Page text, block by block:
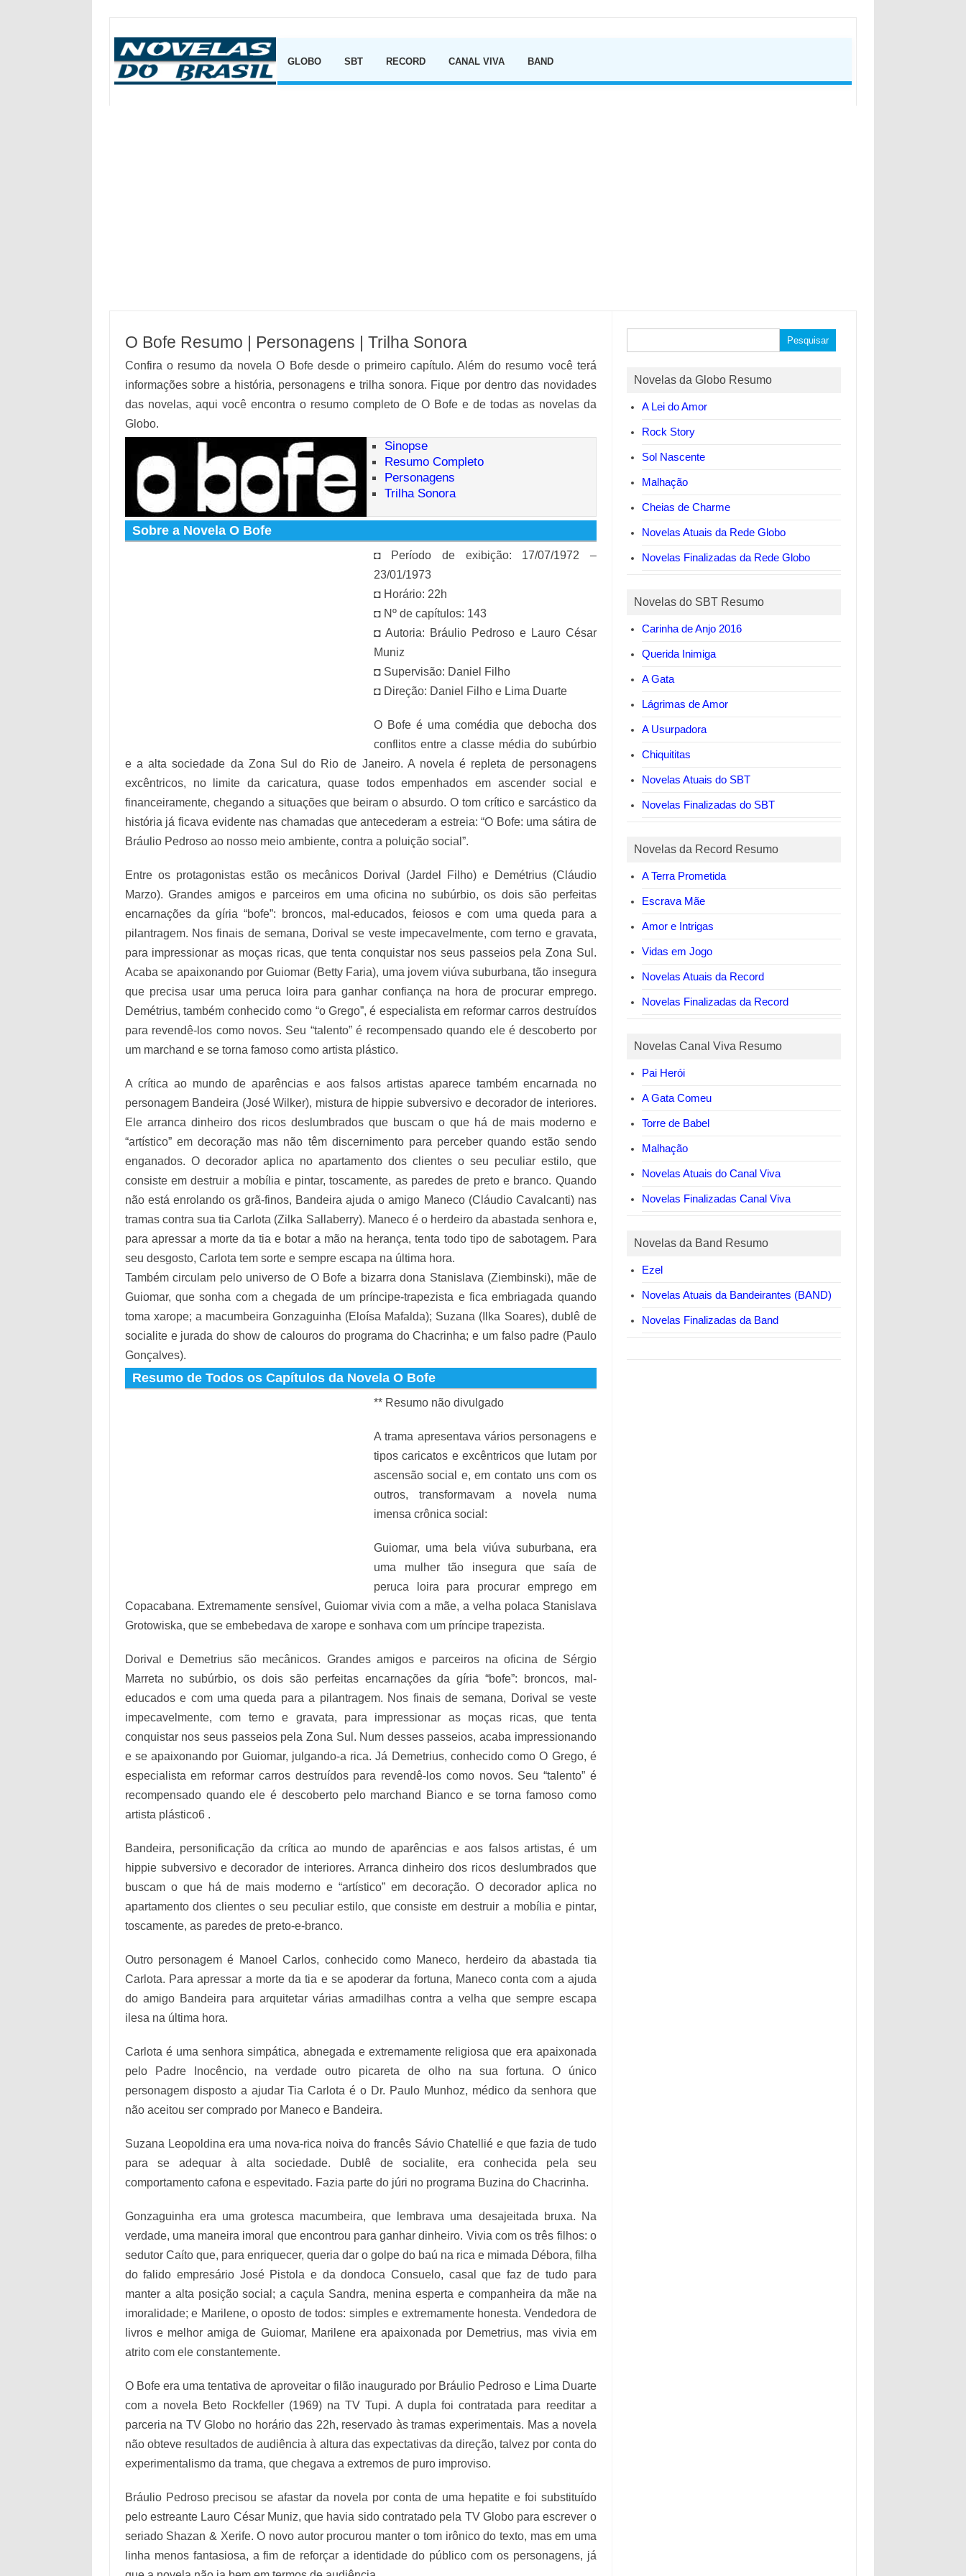
GLOBO
SBT RECORD CANAL VIVA BAND
O Bofe Resumo | Personagens | Trilha Sonora
Confira o resumo da novela O Bofe desde o primeiro capítulo. Além do resumo você terá
informações sobre a história, personagens e trilha sonora. Fique por dentro das novidades
das novelas, aqui você encontra o resumo completo de O Bofe e de todas as novelas da
Globo.
Sinopse
Resumo Completo
Personagens
Trilha Sonora
Sobre a Novela O Bofe
◘ Período de exibição: 17/07/1972 –
23/01/1973
◘ Horário: 22h
◘ Nº de capítulos: 143
◘ Autoria: Bráulio Pedroso e Lauro César
Muniz
◘ Supervisão: Daniel Filho
◘ Direção: Daniel Filho e Lima Duarte
O Bofe é uma comédia que debocha dos
conflitos entre a classe média do subúrbio
e a alta sociedade da Zona Sul do Rio de Janeiro. A novela é repleta de personagens
excêntricos, no limite da caricatura, quase todos empenhados em ascender social e
financeiramente, chegando a situações que beiram o absurdo. O tom crítico e sarcástico da
história já ficava evidente nas chamadas que antecederam a estreia: “O Bofe: uma sátira de
Bráulio Pedroso ao nosso meio ambiente, contra a poluição social”.
Entre os protagonistas estão os mecânicos Dorival (Jardel Filho) e Demétrius (Cláudio
Marzo). Grandes amigos e parceiros em uma oficina no subúrbio, os dois são perfeitas
encarnações da gíria “bofe”: broncos, mal-educados, feiosos e com uma queda para a
pilantragem. Nos finais de semana, Dorival se veste impecavelmente, com terno e gravata,
para impressionar as moças ricas, que tenta conquistar nos seus passeios pela Zona Sul.
Acaba se apaixonando por Guiomar (Betty Faria), uma jovem viúva suburbana, tão insegura
que precisa usar uma peruca loira para ganhar confiança na hora de procurar emprego.
Demétrius, também conhecido como “o Grego”, é especialista em reformar carros destruídos
para revendê-los como novos. Seu “talento” é recompensado quando ele é descoberto por
um marchand e se torna famoso como artista plástico.
A crítica ao mundo de aparências e aos falsos artistas aparece também encarnada no
personagem Bandeira (José Wilker), mistura de hippie subversivo e decorador de interiores.
Ele arranca dinheiro dos ricos deslumbrados que buscam o que há de mais moderno e
“artístico” em decoração mas não têm discernimento para perceber quando estão sendo
enganados. O decorador aplica no apartamento dos clientes o seu peculiar estilo, que
consiste em destruir a mobília e pintar, toscamente, as paredes de preto e branco. Quando
não está enrolando os grã-finos, Bandeira ajuda o amigo Maneco (Cláudio Cavalcanti) nas
tramas contra sua tia Carlota (Zilka Sallaberry). Maneco é o herdeiro da abastada senhora e,
para apressar a morte da tia e botar a mão na herança, tenta todo tipo de sabotagem. Para
seu desgosto, Carlota tem sorte e sempre escapa na última hora.
Também circulam pelo universo de O Bofe a bizarra dona Stanislava (Ziembinski), mãe de
Guiomar, que sonha com a chegada de um príncipe-trapezista e fica embriagada quando
toma xarope; a macumbeira Gonzaguinha (Eloísa Mafalda); Suzana (Ilka Soares), dublê de
socialite e jurada do show de calouros do programa do Chacrinha; e um falso padre (Paulo
Gonçalves).
Resumo de Todos os Capítulos da Novela O Bofe
** Resumo não divulgado
A trama apresentava vários personagens e
tipos caricatos e excêntricos que lutam por
ascensão social e, em contato uns com os
outros, transformavam a novela numa
imensa crônica social:
Guiomar, uma bela viúva suburbana, era
uma mulher tão insegura que saía de
peruca loira para procurar emprego em
Copacabana. Extremamente sensível, Guiomar vivia com a mãe, a velha polaca Stanislava
Grotowiska, que se embebedava de xarope e sonhava com um príncipe trapezista.
Dorival e Demetrius são mecânicos. Grandes amigos e parceiros na oficina de Sérgio
Marreta no subúrbio, os dois são perfeitas encarnações da gíria “bofe”: broncos, mal-
educados e com uma queda para a pilantragem. Nos finais de semana, Dorival se veste
impecavelmente, com terno e gravata, para impressionar as moças ricas, que tenta
conquistar nos seus passeios pela Zona Sul. Num desses passeios, acaba impressionando
e se apaixonando por Guiomar, julgando-a rica. Já Demetrius, conhecido como O Grego, é
especialista em reformar carros destruídos para revendê-los como novos. Seu “talento” é
recompensado quando ele é descoberto pelo marchand Bianco e se torna famoso como
artista plástico6 .
Bandeira, personificação da crítica ao mundo de aparências e aos falsos artistas, é um
hippie subversivo e decorador de interiores. Arranca dinheiro dos ricos deslumbrados que
buscam o que há de mais moderno e “artístico” em decoração. O decorador aplica no
apartamento dos clientes o seu peculiar estilo, que consiste em destruir a mobília e pintar,
toscamente, as paredes de preto-e-branco.
Outro personagem é Manoel Carlos, conhecido como Maneco, herdeiro da abastada tia
Carlota. Para apressar a morte da tia e se apoderar da fortuna, Maneco conta com a ajuda
do amigo Bandeira para arquitetar várias armadilhas contra a velha que sempre escapa
ilesa na última hora.
Carlota é uma senhora simpática, abnegada e extremamente religiosa que era apaixonada
pelo Padre Inocêncio, na verdade outro picareta de olho na sua fortuna. O único
personagem disposto a ajudar Tia Carlota é o Dr. Paulo Munhoz, médico da senhora que
não aceitou ser comprado por Maneco e Bandeira.
Suzana Leopoldina era uma nova-rica noiva do francês Sávio Chatellié e que fazia de tudo
para se adequar à alta sociedade. Dublê de socialite, era conhecida pela seu
comportamento cafona e espevitado. Fazia parte do júri no programa Buzina do Chacrinha.
Gonzaguinha era uma grotesca macumbeira, que lembrava uma desajeitada bruxa. Na
verdade, uma maneira imoral que encontrou para ganhar dinheiro. Vivia com os três filhos: o
sedutor Caíto que, para enriquecer, queria dar o golpe do baú na rica e mimada Débora, filha
do falido empresário José Pistola e da dondoca Consuelo, casal que faz de tudo para
manter a alta posição social; a caçula Sandra, menina esperta e companheira da mãe na
imoralidade; e Marilene, o oposto de todos: simples e extremamente honesta. Vendedora de
livros e melhor amiga de Guiomar, Marilene era apaixonada por Demetrius, mas vivia em
atrito com ele constantemente.
O Bofe era uma tentativa de aproveitar o filão inaugurado por Bráulio Pedroso e Lima Duarte
com a novela Beto Rockfeller (1969) na TV Tupi. A dupla foi contratada para reeditar a
parceria na TV Globo no horário das 22h, reservado às tramas experimentais. Mas a novela
não obteve resultados de audiência à altura das expectativas da direção, talvez por conta do
experimentalismo da trama, que chegava a extremos de puro improviso.
Bráulio Pedroso precisou se afastar da novela por conta de uma hepatite e foi substituído
pelo estreante Lauro César Muniz, que havia sido contratado pela TV Globo para escrever o
seriado Shazan & Xerife. O novo autor procurou manter o tom irônico do texto, mas em uma
linha menos fantasiosa, a fim de reforçar a identidade do público com os personagens, já
por:
Novelas da Globo Resumo
A Lei do Amor
Rock Story
Sol Nascente
Malhação
Cheias de Charme
Novelas Atuais da Rede Globo
Novelas Finalizadas da Rede Globo
Novelas do SBT Resumo
Carinha de Anjo 2016
Querida Inimiga
A Gata
Lágrimas de Amor
A Usurpadora
Chiquititas
Novelas Atuais do SBT
Novelas Finalizadas do SBT
Novelas da Record Resumo
A Terra Prometida
Escrava Mãe
Amor e Intrigas
Vidas em Jogo
Novelas Atuais da Record
Novelas Finalizadas da Record
Novelas Canal Viva Resumo
Pai Herói
A Gata Comeu
Torre de Babel
Malhação
Novelas Atuais do Canal Viva
Novelas Finalizadas Canal Viva
Novelas da Band Resumo
Ezel
Novelas Atuais da Bandeirantes (BAND)
Novelas Finalizadas da Band